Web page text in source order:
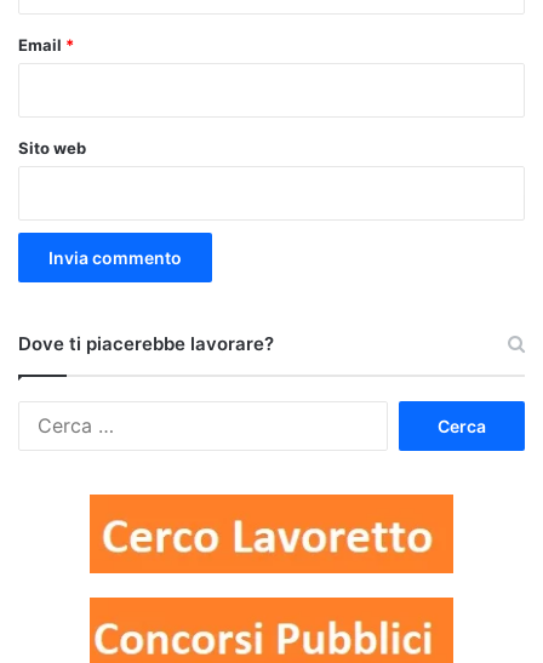
Email *
Sito web
Dove ti piacerebbe lavorare?